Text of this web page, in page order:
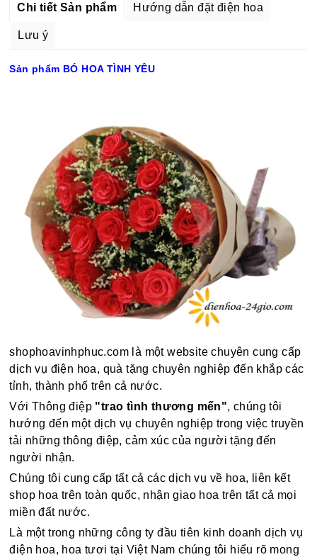
Chi tiết Sản phẩm Hướng dẫn đặt điện hoa
Lưu ý
Sản phẩm BÓ HOA TÌNH YÊU
shophoavinhphuc.com là một website chuyên cung cấp
dịch vụ điện hoa, quà tặng chuyên nghiệp đến khắp các
tỉnh, thành phố trên cả nước.
Với Thông điệp "trao tình thương mến", chúng tôi
hướng đến một dịch vụ chuyên nghiệp trong việc truyền
tải những thông điệp, cảm xúc của người tặng đến
người nhận.
Chúng tôi cung cấp tất cả các dịch vụ về hoa, liên kết
shop hoa trên toàn quốc, nhận giao hoa trên tất cả mọi
miền đất nước.
Là một trong những công ty đầu tiên kinh doanh dịch vụ
điện hoa, hoa tươi tại Việt Nam chúng tôi hiểu rõ mong